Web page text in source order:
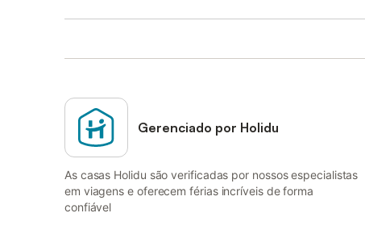
Gerenciado por Holidu
As casas Holidu são verificadas por nossos especialistas
em viagens e oferecem férias incríveis de forma
confiável